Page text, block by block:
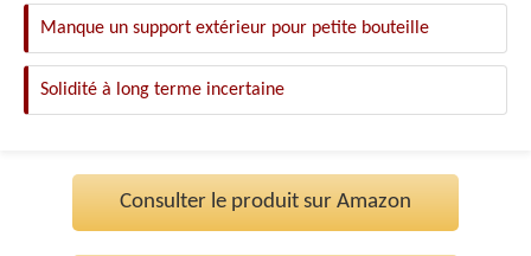
Manque un support extérieur pour petite bouteille
Solidité à long terme incertaine
Consulter le produit sur Amazon